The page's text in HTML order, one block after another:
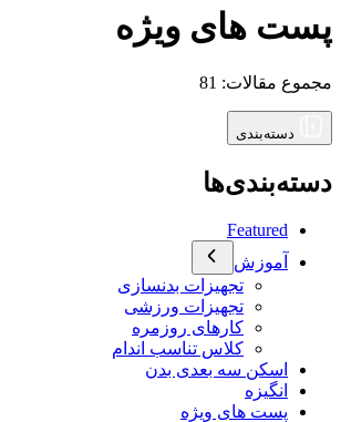
پست های ویژه
مجموع مقالات: 81
دسته‌بندی
دسته‌بندی‌ها
Featured
آموزش
تجهیزات بدنسازی
تجهیزات ورزشی
کارهای روزمره
کلاس تناسب اندام
اسکن سه بعدی بدن
انگیزه
پست های ویژه